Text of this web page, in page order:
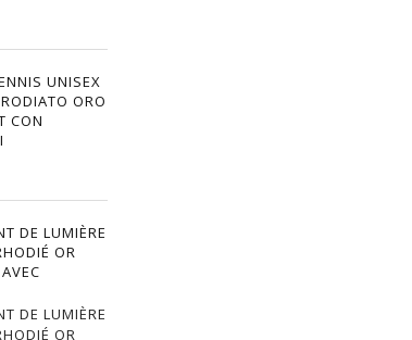
UNISEX
ORO
CON
DE LUMIÈRE
OR
DE LUMIÈRE
OR